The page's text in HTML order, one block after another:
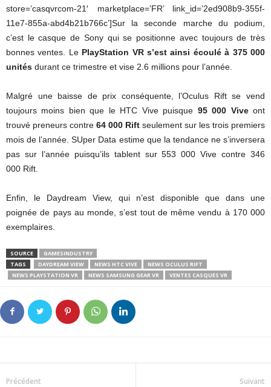
store=’casqvrcom-21′ marketplace=’FR’ link_id=’2ed908b9-355f-
11e7-855a-abd4b21b766c’]Sur la seconde marche du podium,
c’est le casque de Sony qui se positionne avec toujours de très
bonnes ventes. Le PlayStation VR s’est ainsi écoulé à 375 000
unités durant ce trimestre et vise 2.6 millions pour l’année.
Malgré une baisse de prix conséquente, l’Oculus Rift se vend
toujours moins bien que le HTC Vive puisque 95 000 Viveont
trouvé preneurs contre 64 000 Rift seulement sur les trois premiers
mois de l’année. SUper Data estime que la tendance ne s’inversera
pas sur l’année puisqu’ils tablent sur 553 000 Vive contre 346
000 Rift.
Enfin, le Daydream View, qui n’est disponible que dans une
poignée de pays au monde, s’est tout de même vendu à 170 000
exemplaires.
SOURCE
GAMESINDUSTRY
TAGS
DAYDREAM VIEW NEWS HTC VIVE
NEWS OCULUS RIFT
NEWS PLAYSTATION VR
NEWS SAMSUNG GEAR VR VENTES CASQUES VR
Précédent Suivant